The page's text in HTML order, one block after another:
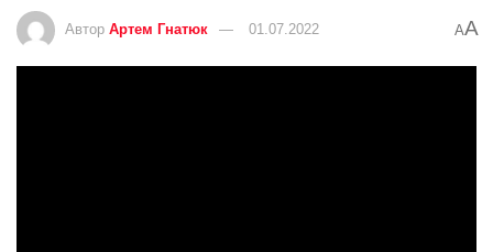
Автор Артем Гнатюк 01.07.2022 AA